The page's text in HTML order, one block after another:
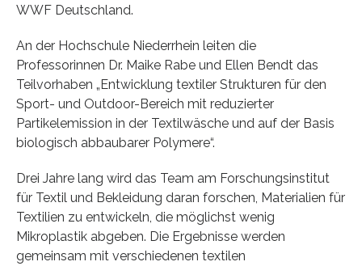
WWF Deutschland.
An der Hochschule Niederrhein leiten die
Professorinnen Dr. Maike Rabe und Ellen Bendt das
Teilvorhaben „Entwicklung textiler Strukturen für den
Sport- und Outdoor-Bereich mit reduzierter
Partikelemission in der Textilwäsche und auf der Basis
biologisch abbaubarer Polymere“.
Drei Jahre lang wird das Team am Forschungsinstitut
für Textil und Bekleidung daran forschen, Materialien für
Textilien zu entwickeln, die möglichst wenig
Mikroplastik abgeben. Die Ergebnisse werden
gemeinsam mit verschiedenen textilen